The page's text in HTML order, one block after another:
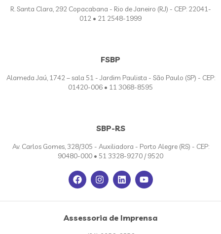
R. Santa Clara, 292 Copacabana - Rio de Janeiro (RJ) - CEP: 22041-
012 • 21 2548-1999
FSBP
Alameda Jaú, 1742 – sala 51 - Jardim Paulista - São Paulo (SP) - CEP:
01420-006 • 11 3068-8595
SBP-RS
Av. Carlos Gomes, 328/305 - Auxiliadora - Porto Alegre (RS) - CEP:
90480-000 • 51 3328-9270 / 9520
Assessoria de Imprensa